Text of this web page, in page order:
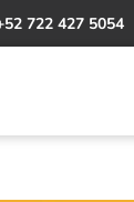
722 427 5054